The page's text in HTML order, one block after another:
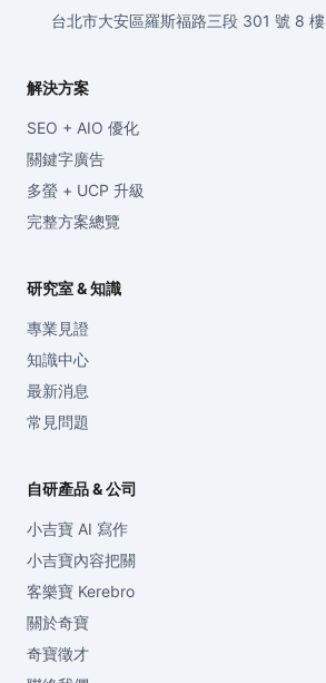
台北市大安區羅斯福路三段 301 號 8 樓
解決方案
SEO + AIO 優化
關鍵字廣告
多螢 + UCP 升級
完整方案總覽
研究室 & 知識
專業見證
知識中心
最新消息
常見問題
自研產品 & 公司
小吉寶 AI 寫作
小吉寶內容把關
客樂寶 Kerebro
關於奇寶
奇寶徵才